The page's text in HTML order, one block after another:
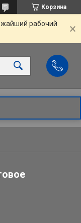
Корзина
рабочий